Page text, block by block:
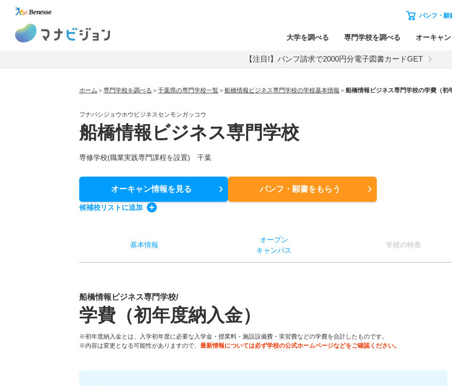
パンフ・願
大学を調べる 専門学校を調べる オーキャ
【注目!】パンフ請求で2000円分電子図書カードGET
ホーム 専門学校を調べる 千葉県の専門学校一覧 船橋情報ビジネス専門学校の学校基本情報 船橋情報ビジネス専門学校の学費（初
フナバシジョウホウビジネスセンモンガッコウ
船橋情報ビジネス専門学校
専修学校(職業実践専門課程を設置) 千葉
オーキャン情報を見る パンフ・願書をもらう
候補校リストに追加
基本情報
オープン
キャンパス
学校の特長
船橋情報ビジネス専門学校/
学費（初年度納入金）
※初年度納入金とは、入学初年度に必要な入学金・授業料・施設設備費・実習費などの学費を合計したものです。
※内容は変更となる可能性がありますので、 最新情報については必ず学校の公式ホームページなどをご確認ください。